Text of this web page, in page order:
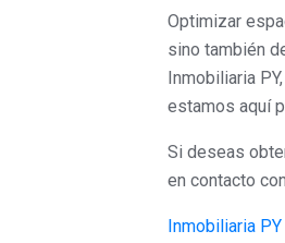
Optimizar
sino también
Inmobiliaria
estamos aquí
Si deseas
en contacto
Inmobiliaria PY